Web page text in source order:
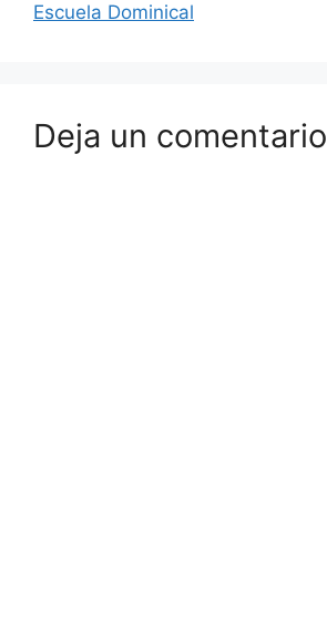
Escuela Dominical
Deja un comentario